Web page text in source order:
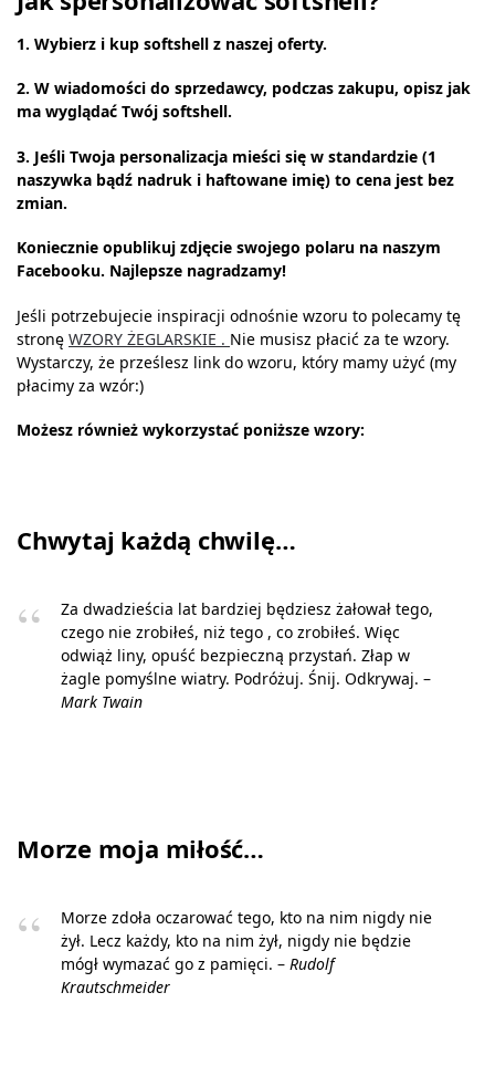
1. Wybierz i kup softshell z naszej oferty.
2. W wiadomości do sprzedawcy, podczas zakupu, opisz jak
ma wyglądać Twój softshell.
3. Jeśli Twoja personalizacja mieści się w standardzie (1
naszywka bądź nadruk i haftowane imię) to cena jest bez
zmian.
Koniecznie opublikuj zdjęcie swojego polaru na naszym
Facebooku. Najlepsze nagradzamy!
Jeśli potrzebujecie inspiracji odnośnie wzoru to polecamy tę
stronę WZORY ŻEGLARSKIE . Nie musisz płacić za te wzory.
Wystarczy, że prześlesz link do wzoru, który mamy użyć (my
płacimy za wzór:)
Możesz również wykorzystać poniższe wzory:
Chwytaj każdą chwilę…
Za dwadzieścia lat bardziej będziesz żałował tego,
czego nie zrobiłeś, niż tego , co zrobiłeś. Więc
odwiąż liny, opuść bezpieczną przystań. Złap w
żagle pomyślne wiatry. Podróżuj. Śnij. Odkrywaj. –
Mark Twain
Morze moja miłość…
Morze zdoła oczarować tego, kto na nim nigdy nie
żył. Lecz każdy, kto na nim żył, nigdy nie będzie
mógł wymazać go z pamięci. – Rudolf
Krautschmeider